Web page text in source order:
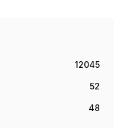
12045
52
48